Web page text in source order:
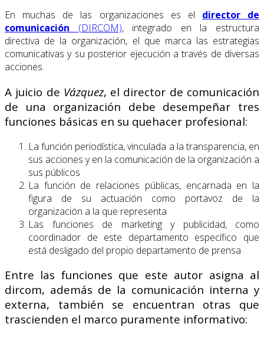
En muchas de las organizaciones es el director de
comunicación (DIRCOM), integrado en la estructura
directiva de la organización, el que marca las estrategias
comunicativas y su posterior ejecución a través de diversas
acciones.
A juicio de Vázquez, el director de comunicación
de una organización debe desempeñar tres
funciones básicas en su quehacer profesional:
La función periodística, vinculada a la transparencia, en
sus acciones y en la comunicación de la organización a
sus públicos
La función de relaciones públicas, encarnada en la
figura de su actuación como portavoz de la
organización a la que representa
Las funciones de marketing y publicidad, como
coordinador de este departamento específico que
está desligado del propio departamento de prensa
Entre las funciones que este autor asigna al
dircom, además de la comunicación interna y
externa, también se encuentran otras que
trascienden el marco puramente informativo: